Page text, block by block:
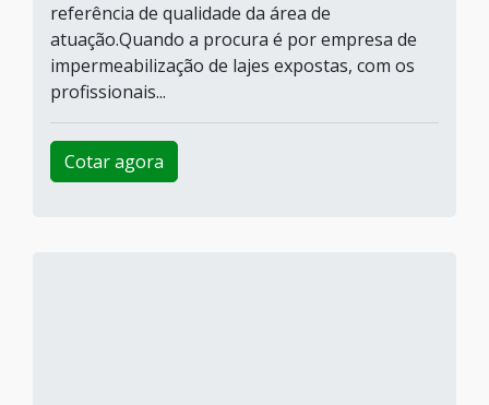
referência de qualidade da área de
atuação.Quando a procura é por empresa de
impermeabilização de lajes expostas, com os
profissionais...
Cotar agora